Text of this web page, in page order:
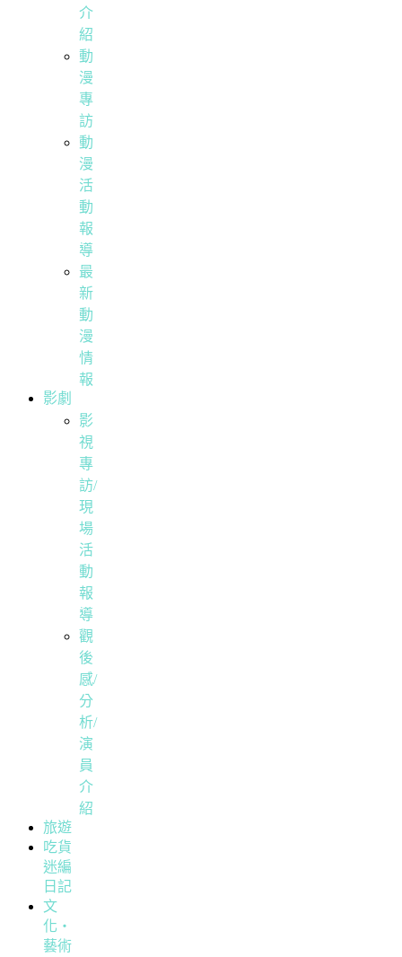
介
紹
動
漫
專
訪
動
漫
活
動
報
導
最
新
動
漫
情
報
影劇
影
視
專
訪/
現
場
活
動
報
導
觀
後
感/
分
析/
演
員
介
紹
旅遊
吃貨
迷編
日記
文
化・
藝術